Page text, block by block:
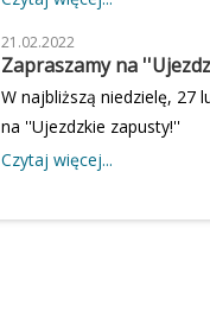
gospodyń wiejskich z
degustacji lokalnych
tradycyjnego stołu
środków Oddziału
Rolnictwa w Łodzi.
21.02.2022
Zapraszamy na
W najbliższą niedzielę, 27
na ''Ujezdzkie zapusty!''
Czytaj więcej...